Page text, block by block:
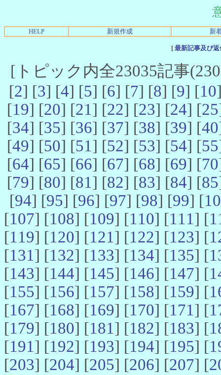
HELP 新規作成 新
[最新記事及び返
[トピック内全23035記事
[2] [3] [4] [5] [6] [7] [8] [9] [10
[19] [20] [21] [22] [23] [24] [25
[34] [35] [36] [37] [38] [39] [40
[49] [50] [51] [52] [53] [54] [55
[64] [65] [66] [67] [68] [69] [70
[79] [80] [81] [82] [83] [84] [85
[94] [95] [96] [97] [98] [99] [
[107] [108] [109] [110] [111] [
[119] [120] [121] [122] [123] [
[131] [132] [133] [134] [135] [
[143] [144] [145] [146] [147] [
[155] [156] [157] [158] [159] [
[167] [168] [169] [170] [171] [
[179] [180] [181] [182] [183] [
[191] [192] [193] [194] [195] [
[203] [204] [205] [206] [207] [